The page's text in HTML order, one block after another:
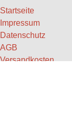
Startseite
Impressum
Datenschutz
AGB
Versandkosten